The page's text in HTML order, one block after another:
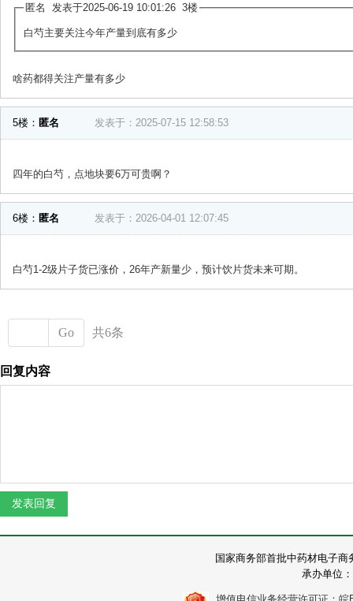
匿名 发表于2025-06-19 10:01:26 3楼
白芍主要关注今年产量到底有多少
啥药都得关注产量有多少
5楼： 匿名 发表于：2025-07-15 12:58:53
四年的白芍，点地块要6万可贵啊？
6楼： 匿名 发表于：2026-04-01 12:07:45
白芍1-2级片子货已涨价，26年产新量少，预计饮片货未来可期。
Go 共6条
回复内容
国家商务部首批中药材电子
承办单位